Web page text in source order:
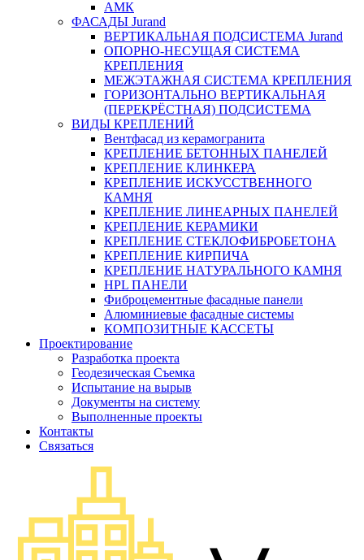
АМК
ФАСАДЫ Jurand
ВЕРТИКАЛЬНАЯ ПОДСИСТЕМА Jurand
ОПОРНО-НЕСУЩАЯ СИСТЕМА
КРЕПЛЕНИЯ
МЕЖЭТАЖНАЯ СИСТЕМА КРЕПЛЕНИЯ
ГОРИЗОНТАЛЬНО ВЕРТИКАЛЬНАЯ
(ПЕРЕКРЁСТНАЯ) ПОДСИСТЕМА
ВИДЫ КРЕПЛЕНИЙ
Вентфасад из керамогранита
КРЕПЛЕНИЕ БЕТОННЫХ ПАНЕЛЕЙ
КРЕПЛЕНИЕ КЛИНКЕРА
КРЕПЛЕНИЕ ИСКУССТВЕННОГО
КАМНЯ
КРЕПЛЕНИЕ ЛИНЕАРНЫХ ПАНЕЛЕЙ
КРЕПЛЕНИЕ КЕРАМИКИ
КРЕПЛЕНИЕ СТЕКЛОФИБРОБЕТОНА
КРЕПЛЕНИЕ КИРПИЧА
КРЕПЛЕНИЕ НАТУРАЛЬНОГО КАМНЯ
HPL ПАНЕЛИ
Фиброцементные фасадные панели
Алюминиевые фасадные системы
КОМПОЗИТНЫЕ КАССЕТЫ
Проектирование
Разработка проекта
Геодезическая Съемка
Испытание на вырыв
Документы на систему
Выполненные проекты
Контакты
Связаться